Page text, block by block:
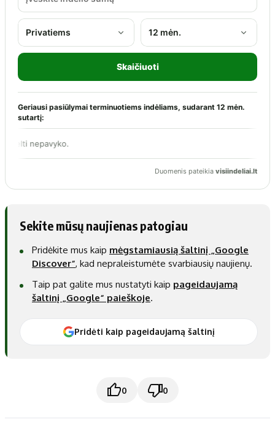
Sekite mūsų naujienas patogiau
Pridėkite mus kaip mėgstamiausią šaltinį „Google
Discover“, kad nepraleistumėte svarbiausių naujienų.
Taip pat galite mus nustatyti kaip pageidaujamą
šaltinį „Google“ paieškoje.
Pridėti kaip pageidaujamą šaltinį
0 0